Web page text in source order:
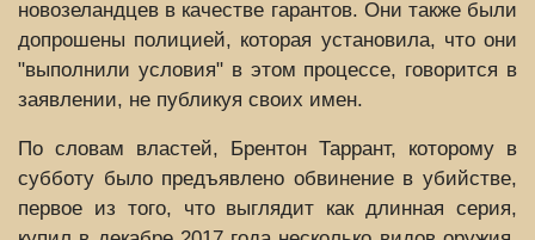
новозеландцев в качестве гарантов. Они также были
допрошены полицией, которая установила, что они
"выполнили условия" в этом процессе, говорится в
заявлении, не публикуя своих имен.
По словам властей, Брентон Таррант, которому в
субботу было предъявлено обвинение в убийстве,
первое из того, что выглядит как длинная серия,